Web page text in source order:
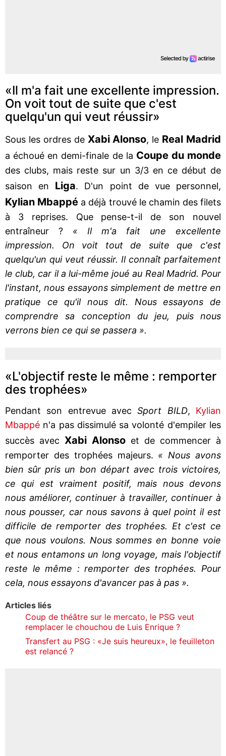
«Il m'a fait une excellente impression.
On voit tout de suite que c'est
quelqu'un qui veut réussir»
Sous les ordres de Xabi Alonso, le Real Madrid
a échoué en demi-finale de la Coupe du monde
des clubs, mais reste sur un 3/3 en ce début de
saison en Liga. D'un point de vue personnel,
Kylian Mbappé a déjà trouvé le chamin des filets
à 3 reprises. Que pense-t-il de son nouvel
entraîneur ? « Il m'a fait une excellente
impression. On voit tout de suite que c'est
quelqu'un qui veut réussir. Il connaît parfaitement
le club, car il a lui-même joué au Real Madrid. Pour
l'instant, nous essayons simplement de mettre en
pratique ce qu'il nous dit. Nous essayons de
comprendre sa conception du jeu, puis nous
verrons bien ce qui se passera ».
«L'objectif reste le même : remporter
des trophées»
Pendant son entrevue avec Sport BILD, Kylian
Mbappé n'a pas dissimulé sa volonté d'empiler les
succès avec Xabi Alonso et de commencer à
remporter des trophées majeurs. « Nous avons
bien sûr pris un bon départ avec trois victoires,
ce qui est vraiment positif, mais nous devons
nous améliorer, continuer à travailler, continuer à
nous pousser, car nous savons à quel point il est
difficile de remporter des trophées. Et c'est ce
que nous voulons. Nous sommes en bonne voie
et nous entamons un long voyage, mais l'objectif
reste le même : remporter des trophées. Pour
cela, nous essayons d'avancer pas à pas ».
Articles liés
Coup de théâtre sur le mercato, le PSG veut
remplacer le chouchou de Luis Enrique ?
Transfert au PSG : «Je suis heureux», le feuilleton
est relancé ?